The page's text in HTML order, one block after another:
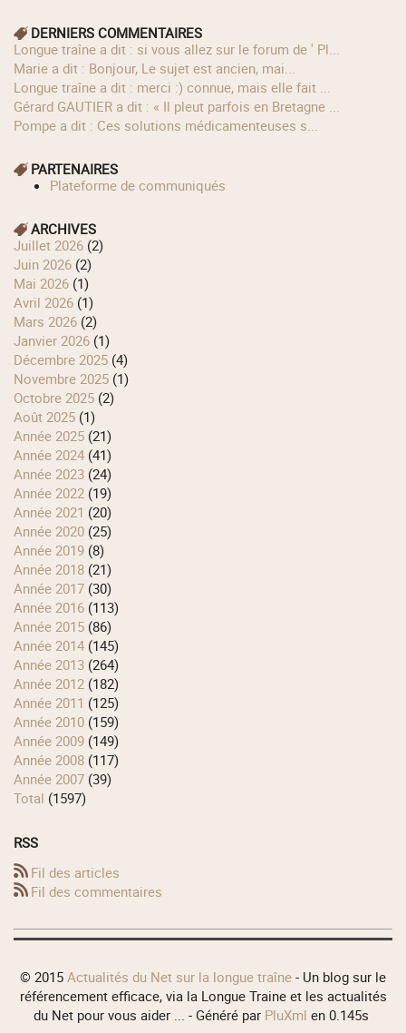
DERNIERS COMMENTAIRES
longue traîne a dit : si vous allez sur le forum de ' Pl...
Marie a dit : Bonjour, Le sujet est ancien, mai...
longue traîne a dit : merci :) connue, mais elle fait ...
Gérard GAUTIER a dit : « Il pleut parfois en Bretagne ...
Pompe a dit : Ces solutions médicamenteuses s...
PARTENAIRES
Plateforme de communiqués
ARCHIVES
juillet 2026 (2)
juin 2026 (2)
mai 2026 (1)
avril 2026 (1)
mars 2026 (2)
janvier 2026 (1)
décembre 2025 (4)
novembre 2025 (1)
octobre 2025 (2)
août 2025 (1)
année 2025 (21)
année 2024 (41)
année 2023 (24)
année 2022 (19)
année 2021 (20)
année 2020 (25)
année 2019 (8)
année 2018 (21)
année 2017 (30)
année 2016 (113)
année 2015 (86)
année 2014 (145)
année 2013 (264)
année 2012 (182)
année 2011 (125)
année 2010 (159)
année 2009 (149)
année 2008 (117)
année 2007 (39)
total (1597)
RSS
Fil des articles
Fil des commentaires
© 2015 Actualités du Net sur la longue traîne - Un blog sur le
référencement efficace, via la Longue Traine et les actualités
du Net pour vous aider ... - Généré par PluXml en 0.145s